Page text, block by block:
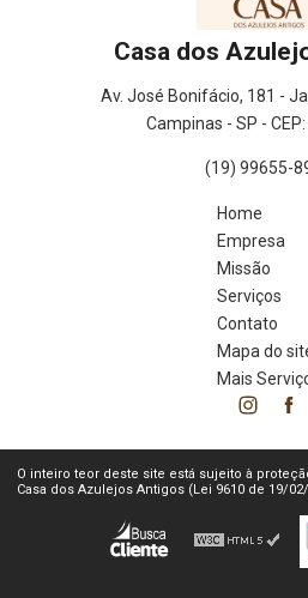
Casa dos
Av. José Bonifácio, 181 -
Campinas - SP -
(19) 99655-
Home
Empresa
Missão
Serviços
Contato
Mapa do
Mais
O inteiro teor deste site está sujeito à
Casa dos Azulejos Antigos (Lei 9610 de 19/